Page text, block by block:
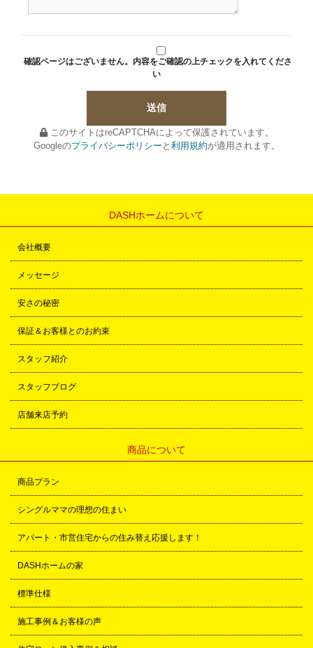
確認ページはございません。内容をご確認の上チェックを入れてくださ
い
このサイトはreCAPTCHAによって保護されています。
Googleのプライバシーポリシー と 利用規約が適用されます。
DASHホームについて
会社概要
メッセージ
安さの秘密
保証＆お客様とのお約束
スタッフ紹介
スタッフブログ
店舗来店予約
商品について
商品プラン
シングルママの理想の住まい
アパート・市営住宅からの住み替え応援します！
DASHホームの家
標準仕様
施工事例＆お客様の声